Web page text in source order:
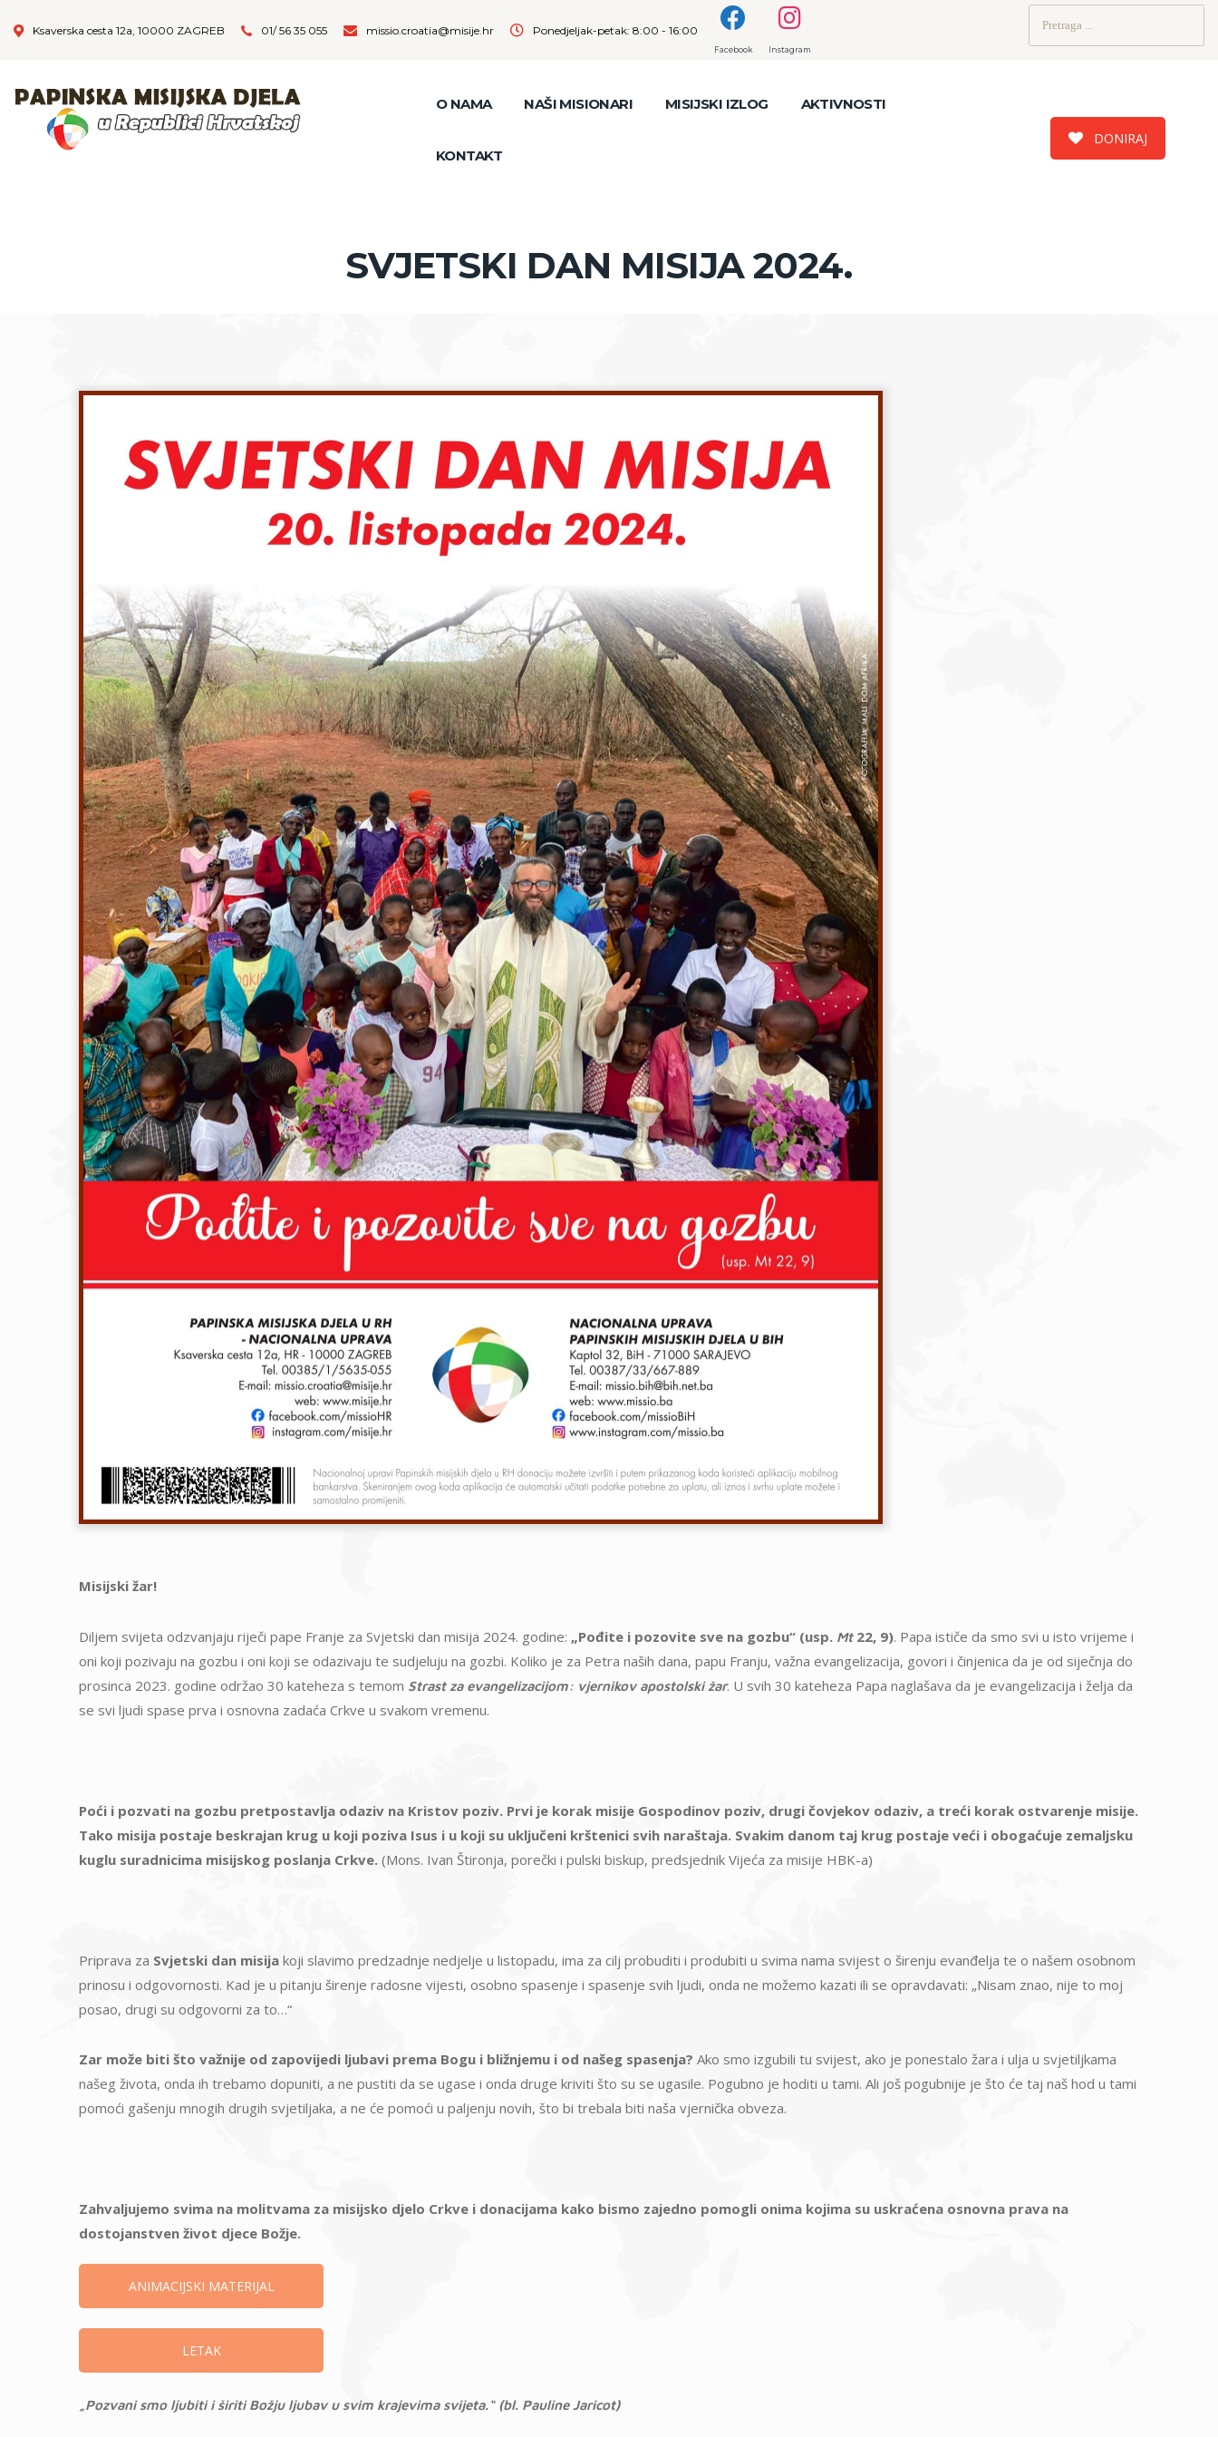
Ksaverska cesta 12a, 10000 ZAGREB 01/ 56 35 055 missio.croatia@misije.hr Ponedjeljak-petak: 8:00 - 16:00
Facebook Instagram
O NAMA NAŠI MISIONARI MISIJSKI IZLOG AKTIVNOSTI
KONTAKT
DONIRAJ
SVJETSKI DAN MISIJA 2024.
Misijski žar!
Diljem svijeta odzvanjaju riječi pape Franje za Svjetski dan misija 2024. godine: „Pođite i pozovite sve na gozbu“ (usp. Mt22, 9). Papa ističe da smo svi u isto vrijeme i
oni koji pozivaju na gozbu i oni koji se odazivaju te sudjeluju na gozbi. Koliko je za Petra naših dana, papu Franju, važna evangelizacija, govori i činjenica da je od siječnja do
prosinca 2023. godine održao 30 kateheza s temom Strast za evangelizacijom: vjernikov apostolski žar. U svih 30 kateheza Papa naglašava da je evangelizacija i želja da
se svi ljudi spase prva i osnovna zadaća Crkve u svakom vremenu.
Poći i pozvati na gozbu pretpostavlja odaziv na Kristov poziv. Prvi je korak misije Gospodinov poziv, drugi čovjekov odaziv, a treći korak ostvarenje misije.
Tako misija postaje beskrajan krug u koji poziva Isus i u koji su uključeni krštenici svih naraštaja. Svakim danom taj krug postaje veći i obogaćuje zemaljsku
kuglu suradnicima misijskog poslanja Crkve. (Mons. Ivan Štironja, porečki i pulski biskup, predsjednik Vijeća za misije HBK-a)
Priprava za Svjetski dan misija koji slavimo predzadnje nedjelje u listopadu, ima za cilj probuditi i produbiti u svima nama svijest o širenju evanđelja te o našem osobnom
prinosu i odgovornosti. Kad je u pitanju širenje radosne vijesti, osobno spasenje i spasenje svih ljudi, onda ne možemo kazati ili se opravdavati: „Nisam znao, nije to moj
posao, drugi su odgovorni za to…“
Zar može biti što važnije od zapovijedi ljubavi prema Bogu i bližnjemu i od našeg spasenja? Ako smo izgubili tu svijest, ako je ponestalo žara i ulja u svjetiljkama
našeg života, onda ih trebamo dopuniti, a ne pustiti da se ugase i onda druge kriviti što su se ugasile. Pogubno je hoditi u tami. Ali još pogubnije je što će taj naš hod u tami
pomoći gašenju mnogih drugih svjetiljaka, a ne će pomoći u paljenju novih, što bi trebala biti naša vjernička obveza.
Zahvaljujemo svima na molitvama za misijsko djelo Crkve i donacijama kako bismo zajedno pomogli onima kojima su uskraćena osnovna prava na
dostojanstven život djece Božje.
ANIMACIJSKI MATERIJAL
LETAK
„Pozvani smo ljubiti i širiti Božju ljubav u svim krajevima svijeta.“ (bl. Pauline Jaricot)